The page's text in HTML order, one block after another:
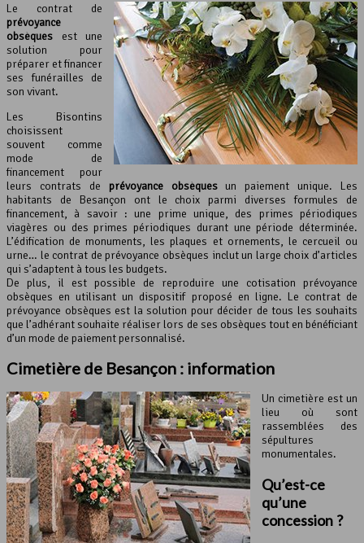
Le contrat de
prévoyance
obsèques est une
solution pour
préparer et financer
ses funérailles de
son vivant.
Les Bisontins
choisissent
souvent comme
mode de
financement pour
leurs contrats de prévoyance obsèquesun paiement unique. Les
habitants de Besançon ont le choix parmi diverses formules de
financement, à savoir : une prime unique, des primes périodiques
viagères ou des primes périodiques durant une période déterminée.
L’édification de monuments, les plaques et ornements, le cercueil ou
urne… le contrat de prévoyance obsèques inclut un large choix d’articles
qui s’adaptent à tous les budgets.
De plus, il est possible de reproduire une cotisation prévoyance
obsèques en utilisant un dispositif proposé en ligne. Le contrat de
prévoyance obsèques est la solution pour décider de tous les souhaits
que l’adhérant souhaite réaliser lors de ses obsèques tout en bénéficiant
d’un mode de paiement personnalisé.
Cimetière de Besançon : information
Un cimetière est un
lieu où sont
rassemblées des
sépultures
monumentales.
Qu’est-ce
qu’une
concession ?